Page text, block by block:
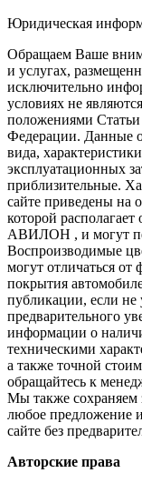
Юридическая
Обращаем Ваше
и услугах,
исключительно
условиях не
положениями Статьи
Федерации. Данные
вида,
эксплуатационных
приблизительные.
сайте приведены на
которой
АВИЛОН , и могут
Воспроизводимые
могут отличаться от
покрытия
публикации, если не
предварительного
информации о
техническими
а также точной
обращайтесь к
Мы также сохраняем
любое предложение
сайте без
Авторские права